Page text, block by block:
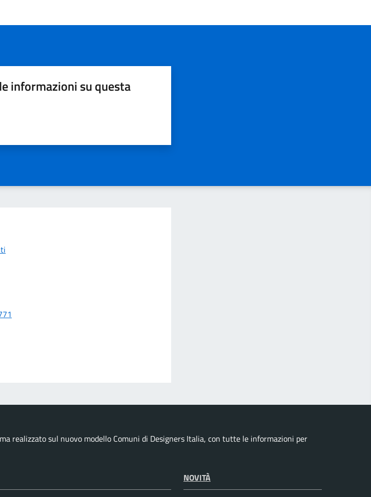
informazioni su questa
realizzato sul nuovo modello Comuni di Designers Italia, con tutte le informazioni per
NOVITÀ